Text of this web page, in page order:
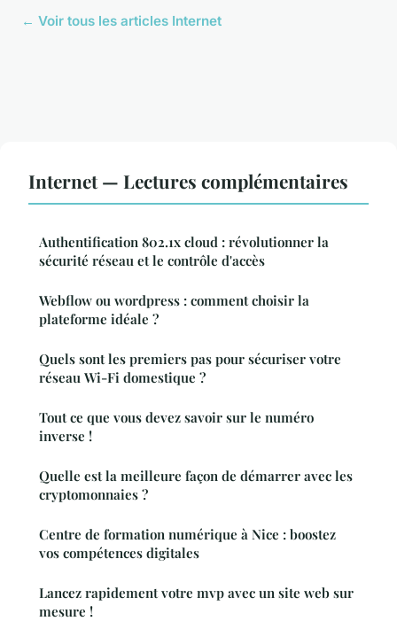
← Voir tous les articles Internet
Internet — Lectures complémentaires
Authentification 802.1x cloud : révolutionner la
sécurité réseau et le contrôle d'accès
Webflow ou wordpress : comment choisir la
plateforme idéale ?
Quels sont les premiers pas pour sécuriser votre
réseau Wi-Fi domestique ?
Tout ce que vous devez savoir sur le numéro
inverse !
Quelle est la meilleure façon de démarrer avec les
cryptomonnaies ?
Centre de formation numérique à Nice : boostez
vos compétences digitales
Lancez rapidement votre mvp avec un site web sur
mesure !